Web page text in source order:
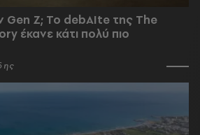
Gen Z; Το debAIte της The
έκανε κάτι πολύ πιο